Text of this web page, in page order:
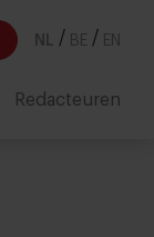
NL / BE / EN
Redacteuren